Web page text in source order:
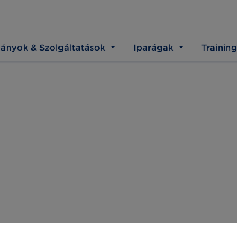
Az
& Szolgáltatások Iparágak